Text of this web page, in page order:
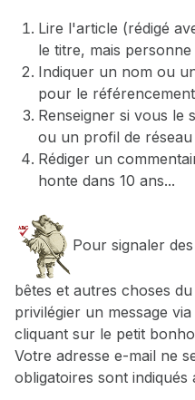
Lire l'article (rédigé
le titre, mais
Indiquer un nom ou
pour le
Renseigner si vous le
ou un profil de réseau
Rédiger un
honte dans 10 ans...
Pour signaler
bêtes et autres choses
privilégier un message
cliquant sur le petit
Votre adresse e-mail ne
obligatoires sont indiqués